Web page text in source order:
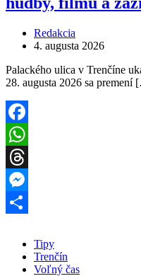
Redakcia
4. augusta 2026
Palackého ulica v Trenčíne
28. augusta 2026 sa
Facebook
WhatsApp
Threads
Messenger
Tipy
Trenčín
Voľný čas